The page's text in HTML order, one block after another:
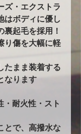
ズ・エクストラ
はボディに優し
裏起毛を採用！
り傷を大幅に軽
たまま装着する
なります
・耐火性・スト
とで、高撥水な